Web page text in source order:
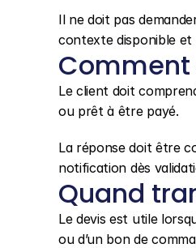
Il ne doit pas
contexte disponible et
Comment
Le client doit
ou prêt à être payé.
La réponse doit être
notification dès
Quand
Le devis est utile
ou d’un bon de